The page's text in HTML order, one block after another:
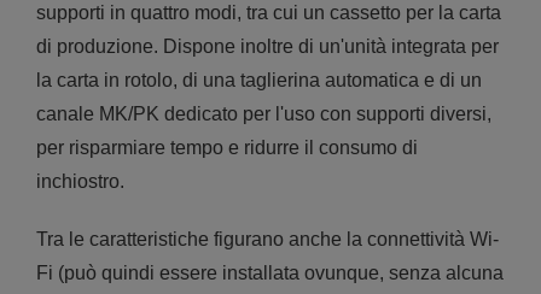
supporti in quattro modi, tra cui un cassetto per la carta
di produzione. Dispone inoltre di un'unità integrata per
la carta in rotolo, di una taglierina automatica e di un
canale MK/PK dedicato per l'uso con supporti diversi,
per risparmiare tempo e ridurre il consumo di
inchiostro.
Tra le caratteristiche figurano anche la connettività Wi-
Fi (può quindi essere installata ovunque, senza alcuna